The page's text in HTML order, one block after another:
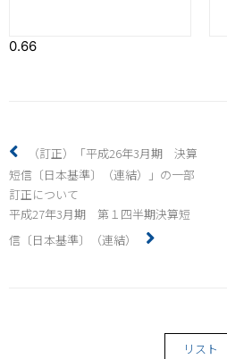
（訂正）「平成26年3月期 決算
短信〔日本基準〕（連結）」の一部
訂正について
平成27年3月期 第１四半期決算短
信〔日本基準〕（連結）
リスト